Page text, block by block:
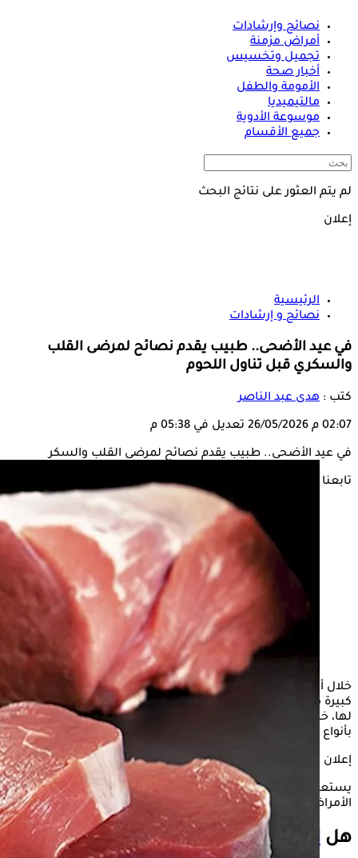
نصائح وإرشادات
أمراض مزمنة
تجميل وتخسيس
أخبار صحة
الأمومة والطفل
مالتيميديا
موسوعة الأدوية
جميع الأقسام
لم يتم العثور على نتائج البحث
إعلان
الرئيسية
نصائح و إرشادات
في عيد الأضحى.. طبيب يقدم نصائح لمرضى القلب
والسكري قبل تناول اللحوم
كتب : هدى عبد الناصر
02:07 م 26/05/2026 تعديل في 05:38 م
في عيد الأضحى.. طبيب يقدم نصائح لمرضى القلب والسكر
تابعنا على
خلال أيام
يعتاد بعض الأشخاص على تناول كميات
كبيرة من اللحوم، دون انتباه إلى أي مخاطر صحية يمكن التعرض
لها، خاصة
والسكري؛ لأنها قد تتسبب في الإصابة
بأنواع خطيرة من الأمراض مثل السرطانات.
إعلان
يستعرض "الكونسلتو" في التقرير التالي أبرز النصائح لأصحاب
الأمراض قبل تناول اللحوم.
هل اللحومآمنة لأصحاب الأمراض المزمنة؟